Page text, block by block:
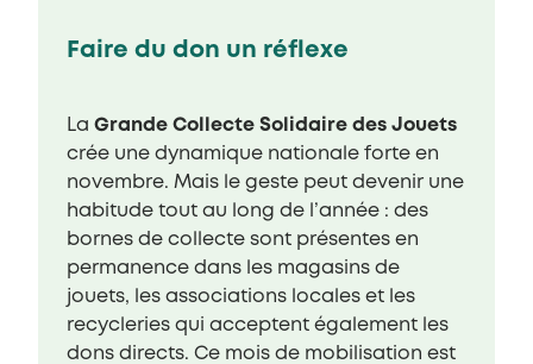
Faire du don un réflexe
La Grande Collecte Solidaire des Jouets
crée une dynamique nationale forte en
novembre. Mais le geste peut devenir une
habitude tout au long de l’année : des
bornes de collecte sont présentes en
permanence dans les magasins de
jouets, les associations locales et les
recycleries qui acceptent également les
dons directs. Ce mois de mobilisation est